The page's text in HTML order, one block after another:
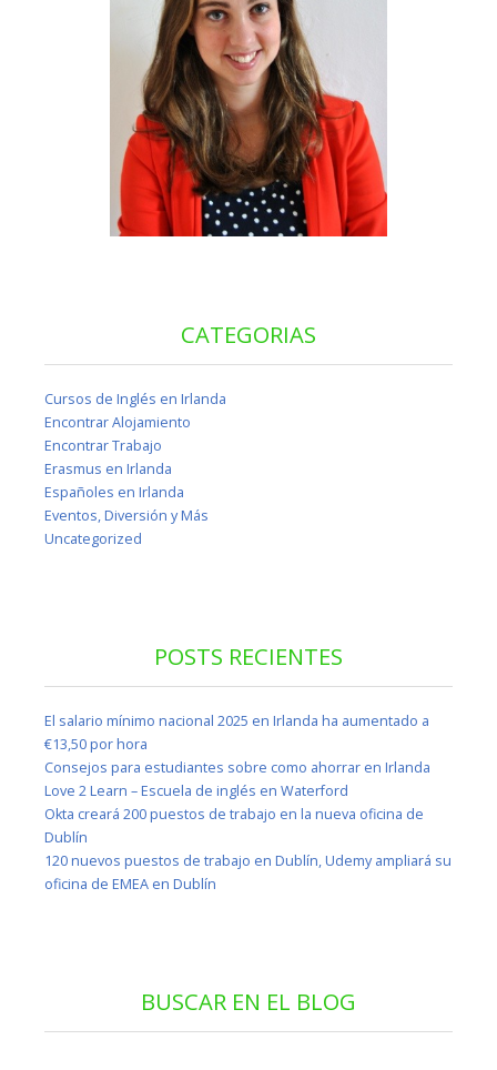
CATEGORIAS
Cursos de Inglés en Irlanda
Encontrar Alojamiento
Encontrar Trabajo
Erasmus en Irlanda
Españoles en Irlanda
Eventos, Diversión y Más
Uncategorized
POSTS RECIENTES
El salario mínimo nacional 2025 en Irlanda ha aumentado a
€13,50 por hora
Consejos para estudiantes sobre como ahorrar en Irlanda
Love 2 Learn – Escuela de inglés en Waterford
Okta creará 200 puestos de trabajo en la nueva oficina de
Dublín
120 nuevos puestos de trabajo en Dublín, Udemy ampliará su
oficina de EMEA en Dublín
BUSCAR EN EL BLOG